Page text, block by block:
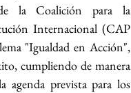
Donaciones
la Coalición para la
Internacional (CAP
"Igualdad en Acción",
cumpliendo de manera
agenda prevista para los